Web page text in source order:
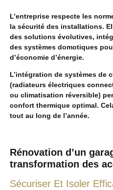
L’entreprise respecte les
la sécurité des installations.
des solutions évolutives,
des systèmes domotiques
d’économie d’énergie.
L’intégration de systèmes de
(radiateurs électriques
ou climatisation réversible)
confort thermique optimal.
tout au long de l’année.
Rénovation d’un
transformation des
Sécuriser Et Isoler